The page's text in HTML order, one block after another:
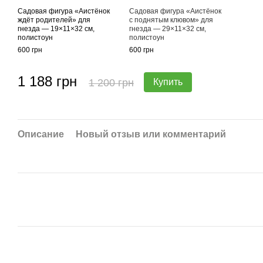
Садовая фигура «Аистёнок
ждёт родителей» для
гнезда — 19×11×32 см,
полистоун
600 грн
Садовая фигура «Аистёнок
с поднятым клювом» для
гнезда — 29×11×32 см,
полистоун
600 грн
1 188 грн 1 200 грн Купить
Описание Новый отзыв или комментарий